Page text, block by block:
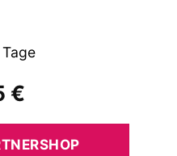
€
ist: